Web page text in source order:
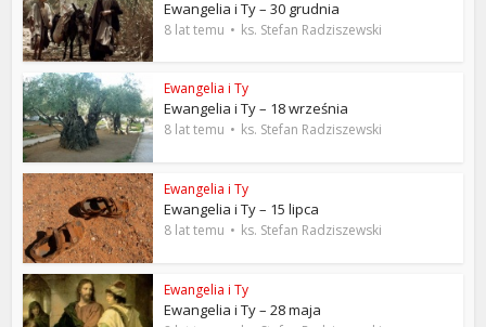
Ewangelia i Ty – 30 grudnia
8 lat temu ks. Stefan Radziszewski
Ewangelia i Ty
Ewangelia i Ty – 18 września
8 lat temu ks. Stefan Radziszewski
Ewangelia i Ty
Ewangelia i Ty – 15 lipca
8 lat temu ks. Stefan Radziszewski
Ewangelia i Ty
Ewangelia i Ty – 28 maja